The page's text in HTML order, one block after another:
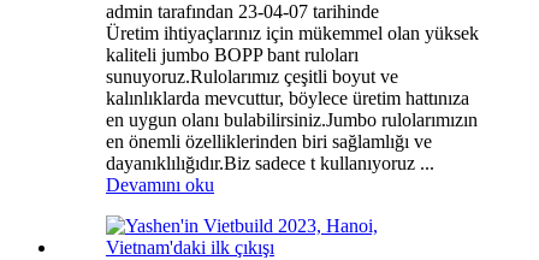
admin tarafından 23-04-07 tarihinde
Üretim ihtiyaçlarınız için mükemmel olan yüksek
kaliteli jumbo BOPP bant ruloları
sunuyoruz.Rulolarımız çeşitli boyut ve
kalınlıklarda mevcuttur, böylece üretim hattınıza
en uygun olanı bulabilirsiniz.Jumbo rulolarımızın
en önemli özelliklerinden biri sağlamlığı ve
dayanıklılığıdır.Biz sadece t kullanıyoruz ...
Devamını oku